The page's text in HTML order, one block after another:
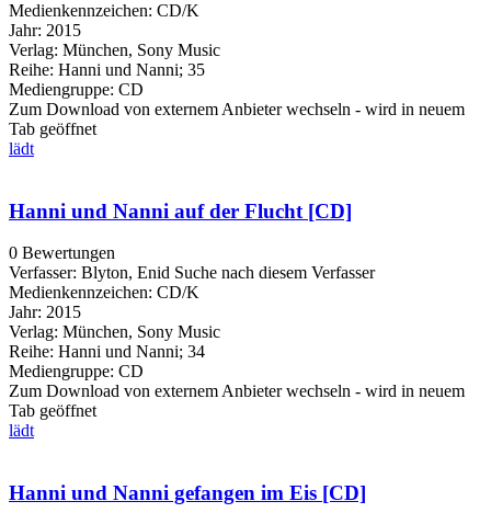
Medienkennzeichen: CD/K
Jahr: 2015
Verlag: München, Sony Music
Reihe: Hanni und Nanni; 35
Mediengruppe: CD
Zum Download von externem Anbieter wechseln - wird in neuem
Tab geöffnet
lädt
Hanni und Nanni auf der Flucht [CD]
0 Bewertungen
Verfasser: Blyton, Enid Suche nach diesem Verfasser
Medienkennzeichen: CD/K
Jahr: 2015
Verlag: München, Sony Music
Reihe: Hanni und Nanni; 34
Mediengruppe: CD
Zum Download von externem Anbieter wechseln - wird in neuem
Tab geöffnet
lädt
Hanni und Nanni gefangen im Eis [CD]